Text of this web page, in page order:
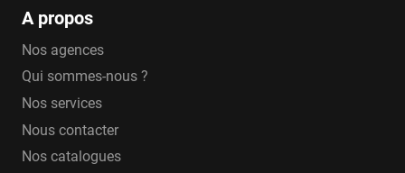
A propos
Nos agences
Qui sommes-nous ?
Nos services
Nous contacter
Nos catalogues